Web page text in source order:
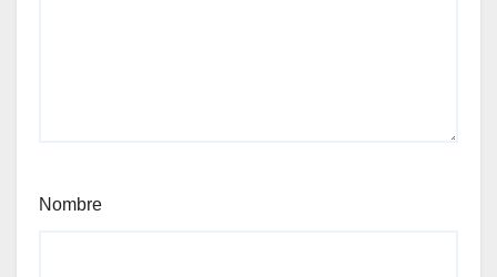
Nombre